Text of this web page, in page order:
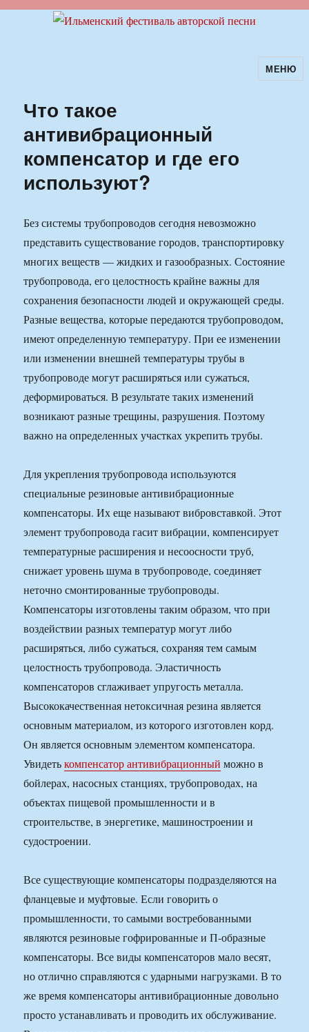
Ильменский фестиваль авторскойМЕНЮ
Что такое
антивибрационный
компенсатор и где его
используют?
Без системы трубопроводов сегодня невозможно
представить существование городов, транспортировку
многих веществ — жидких и газообразных. Состояние
трубопровода, его целостность крайне важны для
сохранения безопасности людей и окружающей среды.
Разные вещества, которые передаются трубопроводом,
имеют определенную температуру. При ее изменении
или изменении внешней температуры трубы в
трубопроводе могут расширяться или сужаться,
деформироваться. В результате таких изменений
возникают разные трещины, разрушения. Поэтому
важно на определенных участках укрепить трубы.
Для укрепления трубопровода используются
специальные резиновые антивибрационные
компенсаторы. Их еще называют вибровставкой. Этот
элемент трубопровода гасит вибрации, компенсирует
температурные расширения и несоосности труб,
снижает уровень шума в трубопроводе, соединяет
неточно смонтированные трубопроводы.
Компенсаторы изготовлены таким образом, что при
воздействии разных температур могут либо
расширяться, либо сужаться, сохраняя тем самым
целостность трубопровода. Эластичность
компенсаторов сглаживает упругость металла.
Высококачественная нетоксичная резина является
основным материалом, из которого изготовлен корд.
Он является основным элементом компенсатора.
Увидетькомпенсатор антивибрационный можно в
бойлерах, насосных станциях, трубопроводах, на
объектах пищевой промышленности и в
строительстве, в энергетике, машиностроении и
судостроении.
Все существующие компенсаторы подразделяются на
фланцевые и муфтовые. Если говорить о
промышленности, то самыми востребованными
являются резиновые гофрированные и П-образные
компенсаторы. Все виды компенсаторов мало весят,
но отлично справляются с ударными нагрузками. В то
же время компенсаторы антивибрационные довольно
просто устанавливать и проводить их обслуживание.